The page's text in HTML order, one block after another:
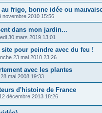
au frigo, bonne idée ou
novembre 2010 15:56
dans mon jardin...
30 mars 2019 13:01
pour peindre avec du feu !
23 mai 2010 23:26
avec les plantes
mai 2008 19:33
d'histoire de France
décembre 2013 18:26